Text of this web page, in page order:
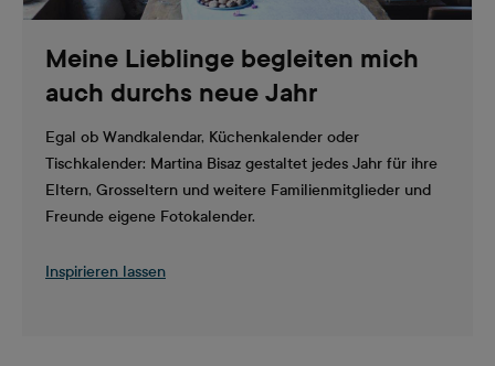
Meine Lieblinge begleiten mich
auch durchs neue Jahr
Egal ob Wandkalendar, Küchenkalender oder
Tischkalender: Martina Bisaz gestaltet jedes Jahr für ihre
Eltern, Grosseltern und weitere Familienmitglieder und
Freunde eigene Fotokalender.
Inspirieren lassen